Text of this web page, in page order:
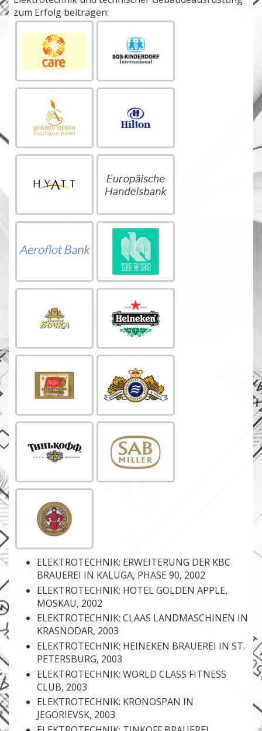
zum Erfolg beitragen:
ELEKTROTECHNIK: ERWEITERUNG DER KBC
BRAUEREI IN KALUGA, PHASE 90, 2002
ELEKTROTECHNIK: HOTEL GOLDEN APPLE,
MOSKAU, 2002
ELEKTROTECHNIK: CLAAS LANDMASCHINEN IN
KRASNODAR, 2003
ELEKTROTECHNIK: HEINEKEN BRAUEREI IN ST.
PETERSBURG, 2003
ELEKTROTECHNIK: WORLD CLASS FITNESS
CLUB, 2003
ELEKTROTECHNIK: KRONOSPAN IN
JEGORIEVSK, 2003